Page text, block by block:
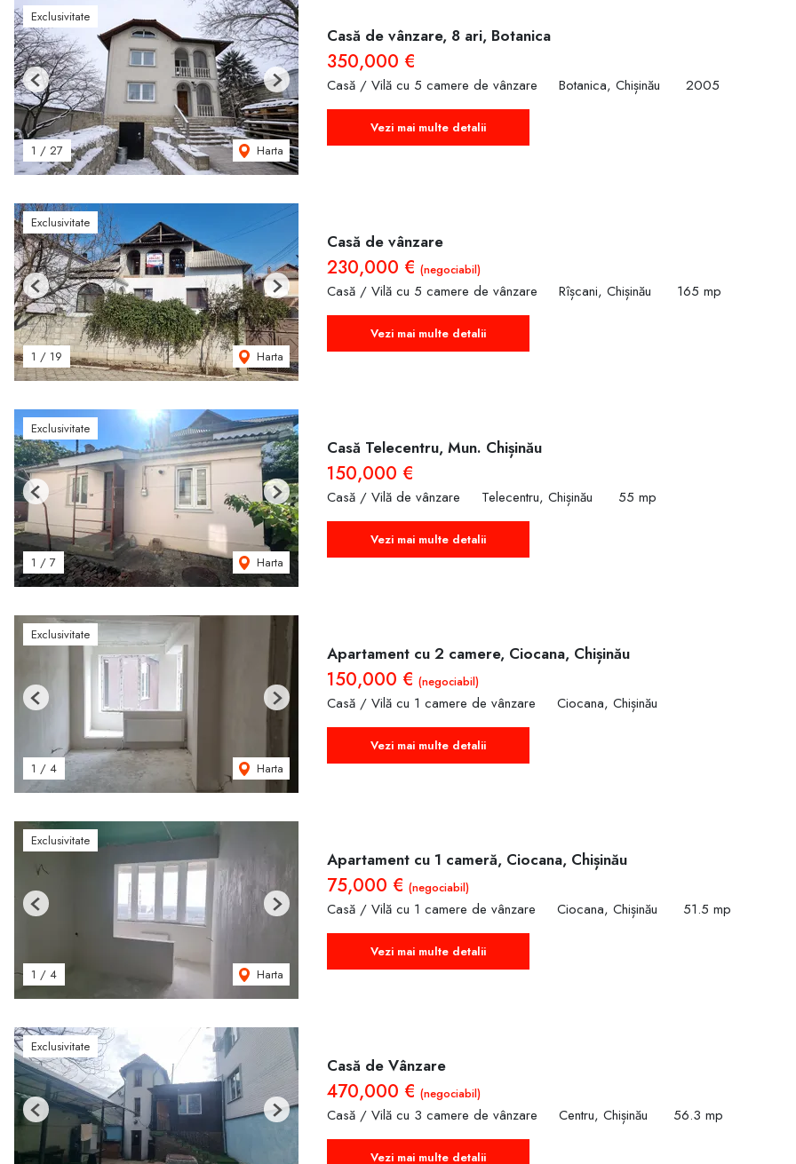
Exclusivitate
1 / 27 Harta
Previous Next
Casă de vânzare, 8 ari, Botanica
350,000 €
Casă / Vilă cu 5 camere de vânzare Botanica, Chișinău 2005
Vezi mai multe detalii
Exclusivitate
1 / 19 Harta
Previous Next
Casă de vânzare
230,000 € (negociabil)
Casă / Vilă cu 5 camere de vânzare Rîșcani, Chișinău 165 mp
Vezi mai multe detalii
Exclusivitate
1 / 7 Harta
Previous Next
Casă Telecentru, Mun. Chișinău
150,000 €
Casă / Vilă de vânzare Telecentru, Chișinău 55 mp
Vezi mai multe detalii
Exclusivitate
1 / 4 Harta
Previous Next
Apartament cu 2 camere, Ciocana, Chișinău
150,000 € (negociabil)
Casă / Vilă cu 1 camere de vânzare Ciocana, Chișinău
Vezi mai multe detalii
Exclusivitate
1 / 4 Harta
Previous Next
Apartament cu 1 cameră, Ciocana, Chișinău
75,000 € (negociabil)
Casă / Vilă cu 1 camere de vânzare Ciocana, Chișinău 51.5 mp
Vezi mai multe detalii
Exclusivitate
Previous Next
Casă de Vânzare
470,000 € (negociabil)
Casă / Vilă cu 3 camere de vânzare Centru, Chișinău 56.3 mp
Vezi mai multe detalii